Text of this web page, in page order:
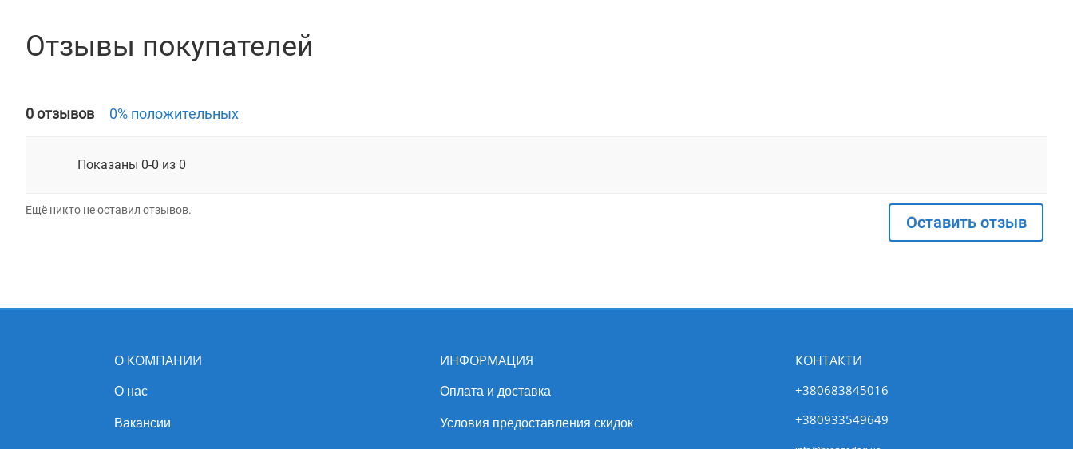
Отзывы покупателей
0 отзывов 0% положительных
Показаны 0-0 из 0
Ещё никто не оставил отзывов.
Оставить отзыв
О КОМПАНИИ
О нас
Вакансии
ИНФОРМАЦИЯ
Оплата и доставка
Условия предоставления скидок
КОНТАКТИ
+380683845016
+380933549649